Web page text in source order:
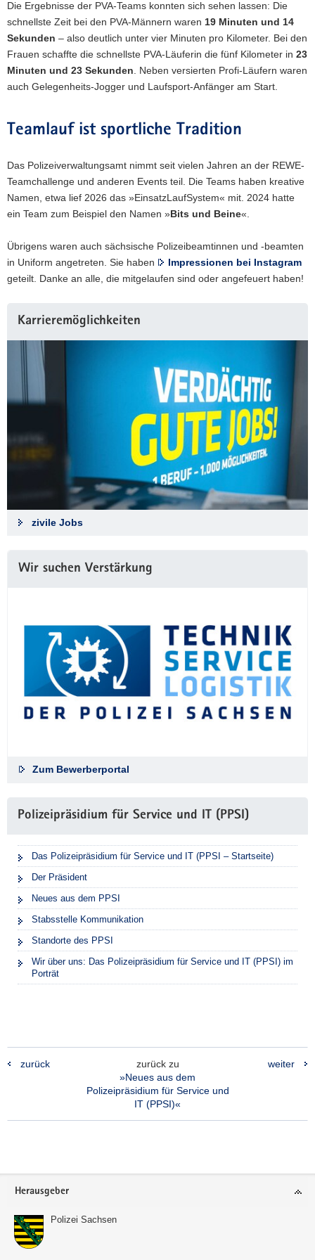
Die Ergebnisse der PVA-Teams konnten sich sehen lassen: Die
schnellste Zeit bei den PVA-Männern waren 19 Minuten und 14
Sekunden – also deutlich unter vier Minuten pro Kilometer. Bei den
Frauen schaffte die schnellste PVA-Läuferin die fünf Kilometer in 23
Minuten und 23 Sekunden. Neben versierten Profi-Läufern waren
auch Gelegenheits-Jogger und Laufsport-Anfänger am Start.
Teamlauf ist sportliche Tradition
Das Polizeiverwaltungsamt nimmt seit vielen Jahren an der REWE-
Teamchallenge und anderen Events teil. Die Teams haben kreative
Namen, etwa lief 2026 das »EinsatzLaufSystem« mit. 2024 hatte
ein Team zum Beispiel den Namen »Bits und Beine«.
Übrigens waren auch sächsische Polizeibeamtinnen und -beamten
in Uniform angetreten. Sie haben
Impressionen bei Instagram
geteilt. Danke an alle, die mitgelaufen sind oder angefeuert haben!
Karrieremöglichkeiten
zivile Jobs
Wir suchen Verstärkung
Zum Bewerberportal
Polizeipräsidium für Service und IT (PPSI)
Das Polizeipräsidium für Service und IT (PPSI – Startseite)
Der Präsident
Neues aus dem PPSI
Stabsstelle Kommunikation
Standorte des PPSI
Wir über uns: Das Polizeipräsidium für Service und IT (PPSI) im
Porträt
zurück
zurück zu
»Neues aus dem
Polizeipräsidium für Service und
IT (PPSI)«
weiter
Footer-
Herausgeber
Polizei Sachsen